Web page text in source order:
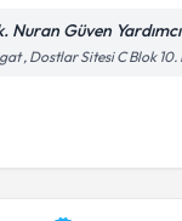
Nuran Güven Yardımcı
, Dostlar Sitesi C Blok 10.